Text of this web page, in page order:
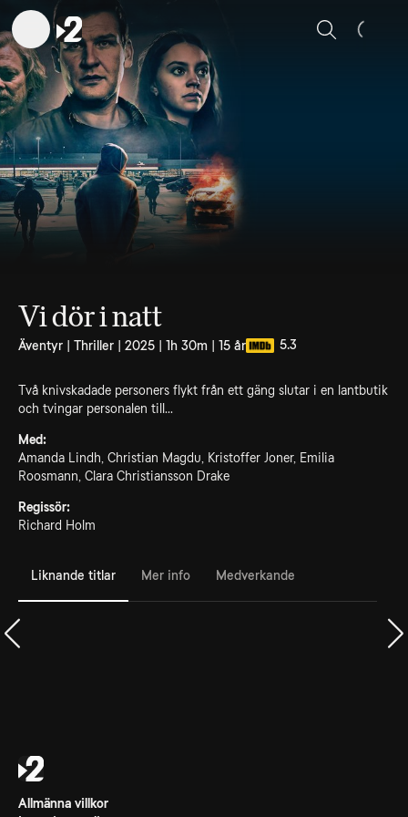
Sök
Vi dör i natt
Äventyr | Thriller | 2025 | 1h 30m | 15 år 5.3
Två knivskadade personers flykt från ett gäng slutar i en lantbutik
och tvingar personalen till...
Med:
Amanda Lindh, Christian Magdu, Kristoffer Joner, Emilia
Roosmann, Clara Christiansson Drake
Regissör:
Richard Holm
Liknande titlar Mer info Medverkande
Allmänna villkor